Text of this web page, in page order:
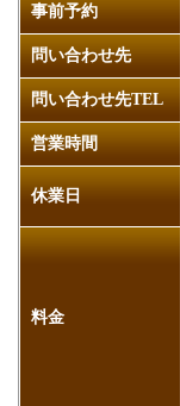
事前予約
問い合わせ先
問い合わせ先TEL
営業時間
休業日
料金